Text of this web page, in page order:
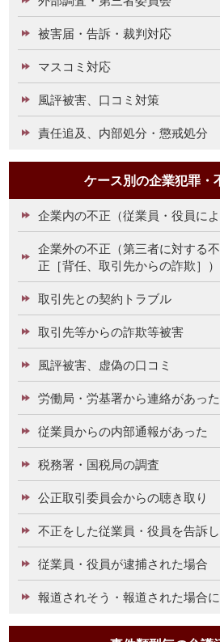
被害届・告訴・裁判対応
マスコミ対応
風評被害、口コミ対策
責任追及、内部処分・懲戒処分
ケース別の企業犯罪・
企業内の不正（従業員・役員に
企業外の不正（第三者に対する
正［背任、取引先からの詐欺］）
取引先との契約トラブル
取引先等からの詐欺等被害
風評被害、虚偽の口コミ
労働局・労基署から連絡があった
従業員からの内部通報があった
税務署・国税局の調査
公正取引委員会からの聴き取り
不正をした従業員・役員を告訴
従業員・役員が逮捕された場合
報道されそう・報道された場合